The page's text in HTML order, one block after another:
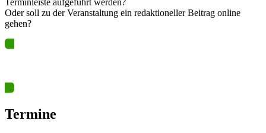
Oder soll zu der Veranstaltung ein redaktioneller Beitrag online
gehen?
Termine